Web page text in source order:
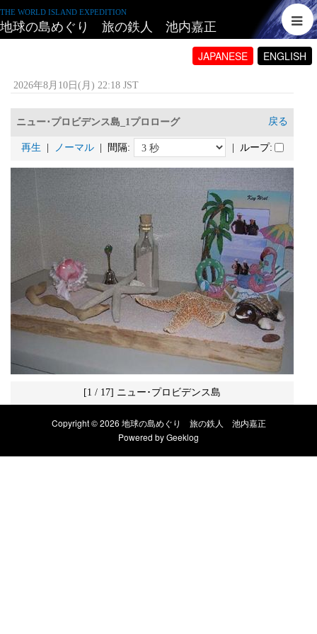
THE WORLD ISLAND EXPEDITION
地球の島めぐり 旅の鉄人 池内嘉正
JAPANESE ENGLISH
2026年8月10日(月) 22:18 JST
ニュー･プロビデンス島_1プロローグ 戻る
再生 ノーマル | 間隔: | ループ:
[1 / 17] ニュー･プロビデンス島
Copyright © 2026 地球の島めぐり 旅の鉄人 池内嘉正
Powered byGeeklog